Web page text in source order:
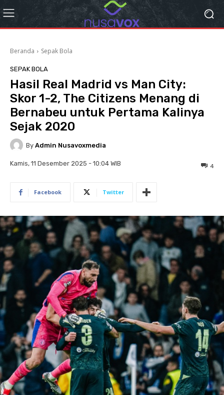
Beranda Sepak Bola
SEPAK BOLA
Hasil Real Madrid vs Man City:
Skor 1-2, The Citizens Menang di
Bernabeu untuk Pertama Kalinya
Sejak 2020
By Admin Nusavoxmedia
Kamis, 11 Desember 2025 - 10:04 WIB 4
Facebook Twitter